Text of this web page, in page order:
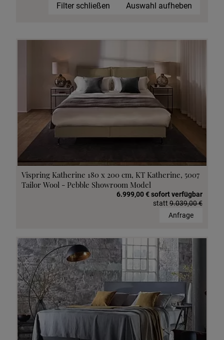
Filter schließen Auswahl aufheben
Vispring Katherine 180 x 200 cm, KT Katherine, 5007
Tailor Wool - Pebble Showroom Model
6.999,00 € sofort verfügbar
statt 9.039,00 €
Anfrage